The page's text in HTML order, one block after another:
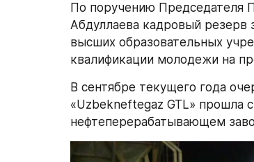
По поручению Председателя
Абдуллаева кадровый резерв
высших образовательных
квалификации молодежи на
В сентябре текущего года
«Uzbekneftegaz GTL» прошла
нефтеперерабатывающем